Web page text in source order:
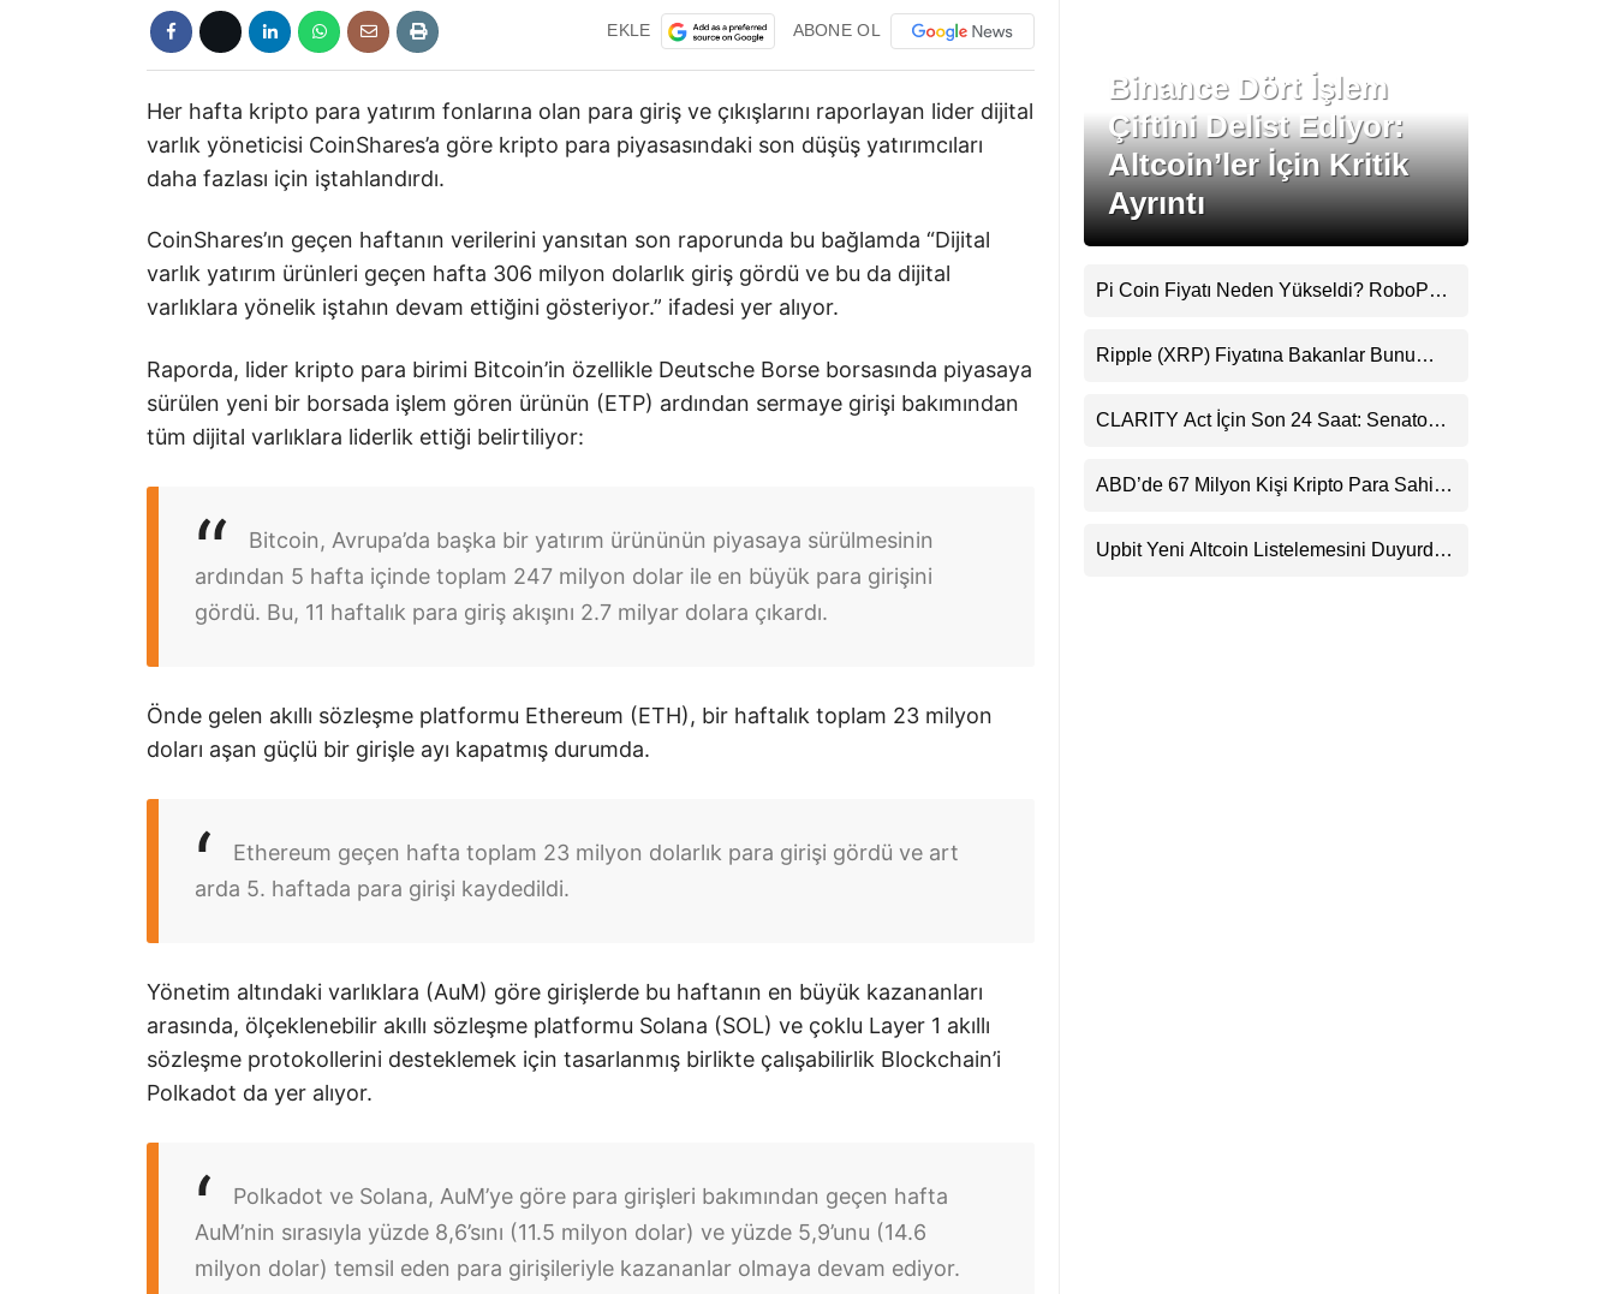
LinkedIn
Telegram
EKLE ABONE OL
Her hafta kripto para yatırım fonlarına olan para giriş ve çıkışlarını raporlayan lider dijital
varlık yöneticisi CoinShares’a göre kripto para piyasasındaki son düşüş yatırımcıları
daha fazlası için iştahlandırdı.
CoinShares’ın geçen haftanın verilerini yansıtan son raporunda bu bağlamda “Dijital
varlık yatırım ürünleri geçen hafta 306 milyon dolarlık giriş gördü ve bu da dijital
varlıklara yönelik iştahın devam ettiğini gösteriyor.” ifadesi yer alıyor.
Raporda, lider kripto para birimi Bitcoin’in özellikle Deutsche Borse borsasında piyasaya
sürülen yeni bir borsada işlem gören ürünün (ETP) ardından sermaye girişi bakımından
tüm dijital varlıklara liderlik ettiği belirtiliyor:
Bitcoin, Avrupa’da başka bir yatırım ürününün piyasaya sürülmesinin
ardından 5 hafta içinde toplam 247 milyon dolar ile en büyük para girişini
gördü. Bu, 11 haftalık para giriş akışını 2.7 milyar dolara çıkardı.
Önde gelen akıllı sözleşme platformu Ethereum (ETH), bir haftalık toplam 23 milyon
doları aşan güçlü bir girişle ayı kapatmış durumda.
Ethereum geçen hafta toplam 23 milyon dolarlık para girişi gördü ve art
arda 5. haftada para girişi kaydedildi.
Yönetim altındaki varlıklara (AuM) göre girişlerde bu haftanın en büyük kazananları
arasında, ölçeklenebilir akıllı sözleşme platformu Solana (SOL) ve çoklu Layer 1 akıllı
sözleşme protokollerini desteklemek için tasarlanmış birlikte çalışabilirlik Blockchain’i
Polkadot da yer alıyor.
Polkadot ve Solana, AuM’ye göre para girişleri bakımından geçen hafta
AuM’nin sırasıyla yüzde 8,6’sını (11.5 milyon dolar) ve yüzde 5,9’unu (14.6
milyon dolar) temsil eden para girişileriyle kazananlar olmaya devam ediyor.
Binance Dört İşlem
Çiftini Delist Ediyor:
Altcoin’ler İçin Kritik
Ayrıntı
Pi Coin Fiyatı Neden Yükseldi? RoboPay
Destekledi
Ripple (XRP) Fiyatına Bakanlar Bunu
Uyarı
CLARITY Act İçin Son 24 Saat: Senato
Beklentisini Bozabilir
ABD’de 67 Milyon Kişi Kripto Para Sahibi:
Upbit Yeni Altcoin Listelemesini Duyurdu: